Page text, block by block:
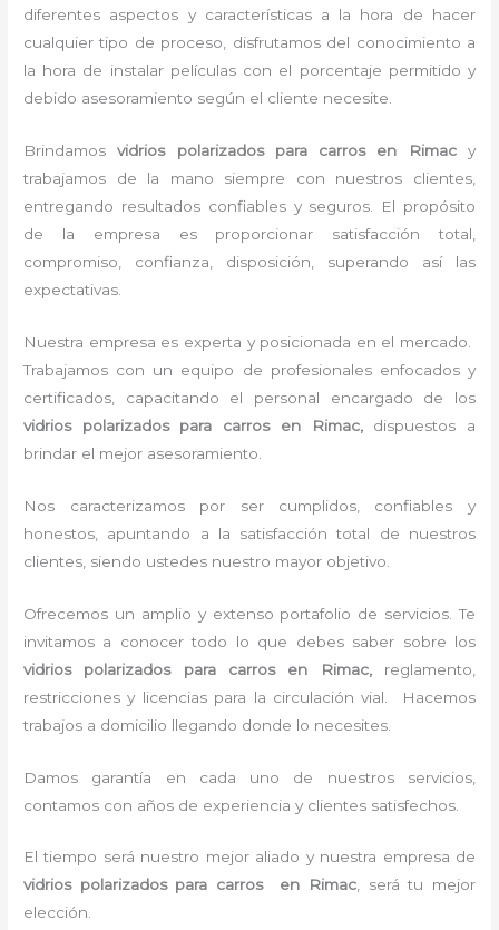
diferentes aspectos y características a la hora de hacer
cualquier tipo de proceso, disfrutamos del conocimiento a
la hora de instalar películas con el porcentaje permitido y
debido asesoramiento según el cliente necesite.
Brindamosvidrios polarizados para carros en Rimac y
trabajamos de la mano siempre con nuestros clientes,
entregando resultados confiables y seguros. El propósito
de la empresa es proporcionar satisfacción total,
compromiso, confianza, disposición, superando así las
expectativas.
Nuestra empresa es experta y posicionada en el mercado.
Trabajamos con un equipo de profesionales enfocados y
certificados, capacitando el personal encargado de los
vidrios polarizados para carros en Rimac,
dispuestos a
brindar el mejor asesoramiento.
Nos caracterizamos por ser cumplidos, confiables y
honestos, apuntando a la satisfacción total de nuestros
clientes, siendo ustedes nuestro mayor objetivo.
Ofrecemos un amplio y extenso portafolio de servicios. Te
invitamos a conocer todo lo que debes saber sobre los
vidrios polarizados para carros en Rimac, reglamento,
restricciones y licencias para la circulación vial. Hacemos
trabajos a domicilio llegando donde lo necesites.
Damos garantía en cada uno de nuestros servicios,
contamos con años de experiencia y clientes satisfechos.
El tiempo será nuestro mejor aliado y nuestra empresa de
vidrios polarizados para carros en Rimac, será tu mejor
elección.